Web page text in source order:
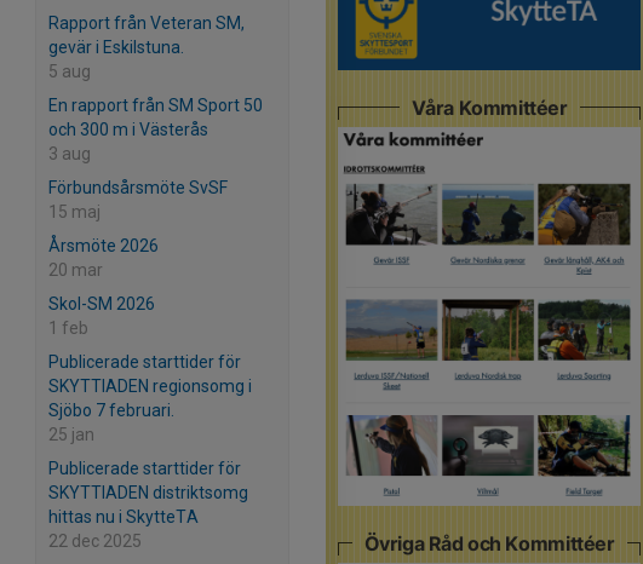
Rapport från Veteran SM,
gevär i Eskilstuna.
5 aug
En rapport från SM Sport 50
och 300 m i Västerås
3 aug
Förbundsårsmöte SvSF
15 maj
Årsmöte 2026
20 mar
Skol-SM 2026
1 feb
Publicerade starttider för
SKYTTIADEN regionsomg i
Sjöbo 7 februari.
25 jan
Publicerade starttider för
SKYTTIADEN distriktsomg
hittas nu i SkytteTA
22 dec 2025
Våra Kommittéer
Övriga Råd och Kommittéer